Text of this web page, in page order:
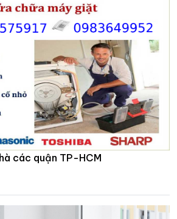
các quận TP-HCM